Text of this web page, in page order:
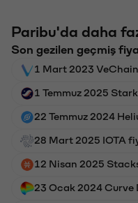
Paribu'da daha
Son gezilen geçmiş
1 Mart 2023
1 Temmuz 2025
22 Temmuz 2024
28 Mart 2025 IOTA
12 Nisan 2025
23 Ocak 2024 Curve